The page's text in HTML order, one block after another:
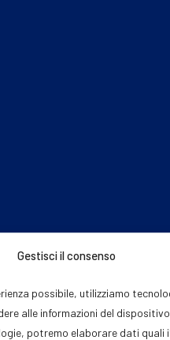
Gestisci il consenso
possibile, utilizziamo
alle informazioni del
potremo elaborare dati quali